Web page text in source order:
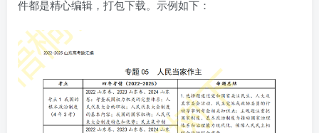
件都是精心编辑，打包下载。示例如下：